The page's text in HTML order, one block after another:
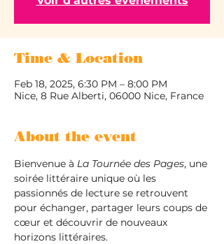
Time & Location
Feb 18, 2025, 6:30 PM – 8:00 PM
Nice, 8 Rue Alberti, 06000 Nice, France
About the event
Bienvenue à La Tournée des Pages, une
soirée littéraire unique où les
passionnés de lecture se retrouvent
pour échanger, partager leurs coups de
cœur et découvrir de nouveaux
horizons littéraires.